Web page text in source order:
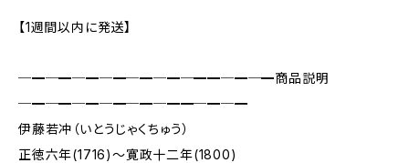
【1週間以内に発送】
─━─━─━─━─━─━─━━─━─━商品説明
─━─━─━─━─━─━━─━─━
伊藤若冲（いとうじゃくちゅう）
正徳六年(1716)〜寛政十二年(1800)